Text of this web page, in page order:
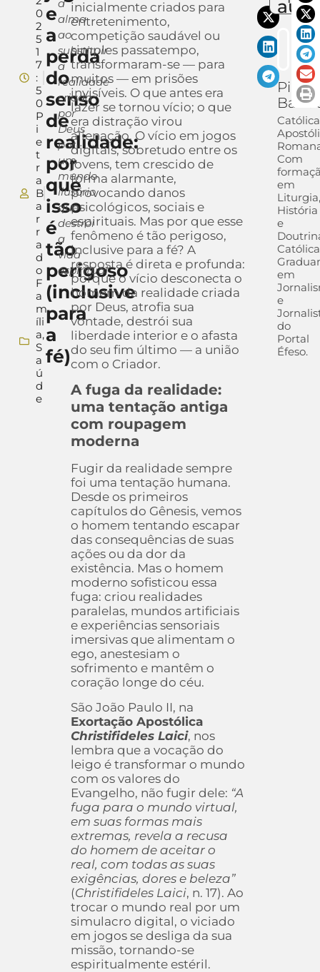
0
2
5
1
7
:
5
0
P
i
e
t
r
a
B
a
r
r
a
d
o
F
a
m
íli
a,
S
a
ú
d
e
e
a
perda
do
senso
de
realidade:
por
que
isso
é
tão
perigoso
(inclusive
para
a
fé)
a
alma
ao
substituir
a
realidade
criada
por
Deus
por
um
mundo
ilusório
que
destrói
a
vida
espiritual
inicialmente criados para
entretenimento,
competição saudável ou
simples passatempo,
transformaram-se — para
muitos — em prisões
invisíveis. O que antes era
lazer se tornou vício; o que
era distração virou
alienação. O vício em jogos
digitais, sobretudo entre os
jovens, tem crescido de
forma alarmante,
provocando danos
psicológicos, sociais e
espirituais. Mas por que esse
fenômeno é tão perigoso,
inclusive para a fé? A
resposta é direta e profunda:
porque o vício desconecta o
homem da realidade criada
por Deus, atrofia sua
vontade, destrói sua
liberdade interior e o afasta
do seu fim último — a união
com o Criador.
A fuga da realidade:
uma tentação antiga
com roupagem
moderna
Fugir da realidade sempre
foi uma tentação humana.
Desde os primeiros
capítulos do Gênesis, vemos
o homem tentando escapar
das consequências de suas
ações ou da dor da
existência. Mas o homem
moderno sofisticou essa
fuga: criou realidades
paralelas, mundos artificiais
e experiências sensoriais
imersivas que alimentam o
ego, anestesiam o
sofrimento e mantêm o
coração longe do céu.
São João Paulo II, na
Exortação Apostólica
Christifideles Laici, nos
lembra que a vocação do
leigo é transformar o mundo
com os valores do
Evangelho, não fugir dele: “A
fuga para o mundo virtual,
em suas formas mais
extremas, revela a recusa
do homem de aceitar o
real, com todas as suas
exigências, dores e beleza”
(Christifideles Laici, n. 17). Ao
trocar o mundo real por um
simulacro digital, o viciado
em jogos se desliga da sua
missão, tornando-se
espiritualmente estéril.
Pietra
Católica
Com
em
Liturgia,
História
e
em
e
do
Portal
Éfeso.